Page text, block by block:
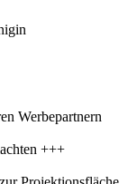
Werbepartnern
+++